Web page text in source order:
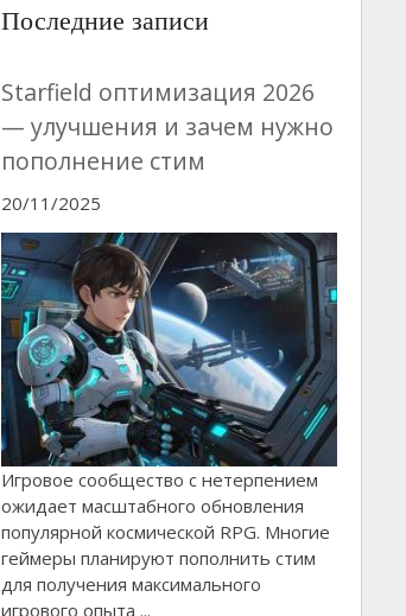
Последние записи
Starfield оптимизация 2026
— улучшения и зачем нужно
пополнение стим
20/11/2025
Игровое сообщество с нетерпением
ожидает масштабного обновления
популярной космической RPG. Многие
геймеры планируют пополнить стим
для получения максимального
игрового опыта ...